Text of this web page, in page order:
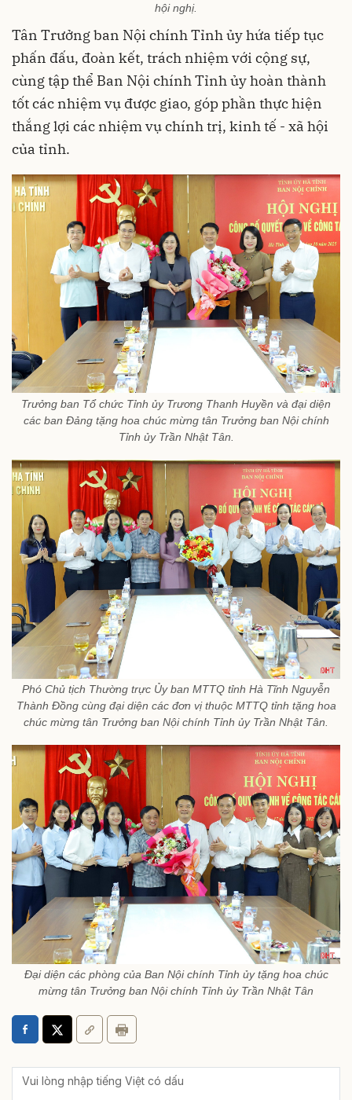
hội nghị.
Tân Trưởng ban Nội chính Tỉnh ủy hứa tiếp tục
phấn đấu, đoàn kết, trách nhiệm với cộng sự,
cùng tập thể Ban Nội chính Tỉnh ủy hoàn thành
tốt các nhiệm vụ được giao, góp phần thực hiện
thắng lợi các nhiệm vụ chính trị, kinh tế - xã hội
của tỉnh.
Trưởng ban Tổ chức Tỉnh ủy Trương Thanh Huyền và đại diện
các ban Đảng tặng hoa chúc mừng tân Trưởng ban Nội chính
Tỉnh ủy Trần Nhật Tân.
Phó Chủ tịch Thường trực Ủy ban MTTQ tỉnh Hà Tĩnh Nguyễn
Thành Đồng cùng đại diện các đơn vị thuộc MTTQ tỉnh tặng hoa
chúc mừng tân Trưởng ban Nội chính Tỉnh ủy Trần Nhật Tân.
Đại diện các phòng của Ban Nội chính Tỉnh ủy tặng hoa chúc
mừng tân Trưởng ban Nội chính Tỉnh ủy Trần Nhật Tân